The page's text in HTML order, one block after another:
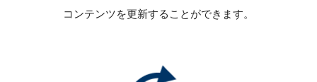
コンテンツを更新することができます。